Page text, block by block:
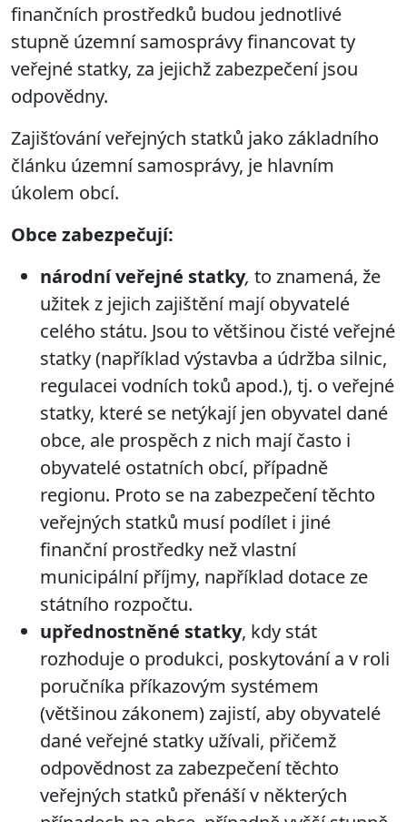
finančních prostředků budou jednotlivé
stupně územní samosprávy financovat ty
veřejné statky, za jejichž zabezpečení jsou
odpovědny.
Zajišťování veřejných statků jako základního
článku územní samosprávy, je hlavním
úkolem obcí.
Obce zabezpečují:
národní veřejné statky, to znamená, že
užitek z jejich zajištění mají obyvatelé
celého státu. Jsou to většinou čisté veřejné
statky (například výstavba a údržba silnic,
regulacei vodních toků apod.), tj. o veřejné
statky, které se netýkají jen obyvatel dané
obce, ale prospěch z nich mají často i
obyvatelé ostatních obcí, případně
regionu. Proto se na zabezpečení těchto
veřejných statků musí podílet i jiné
finanční prostředky než vlastní
municipální příjmy, například dotace ze
státního rozpočtu.
upřednostněné statky, kdy stát
rozhoduje o produkci, poskytování a v roli
poručníka příkazovým systémem
(většinou zákonem) zajistí, aby obyvatelé
dané veřejné statky užívali, přičemž
odpovědnost za zabezpečení těchto
veřejných statků přenáší v některých